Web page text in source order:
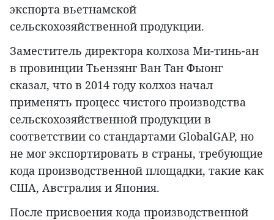
экспорта вьетнамской
сельскохозяйственной продукции.
Заместитель директора колхоза Ми-тинь-ан
в провинции Тьензянг Ван Тан Фыонг
сказал, что в 2014 году колхоз начал
применять процесс чистого производства
сельскохозяйственной продукции в
соответствии со стандартами GlobalGAP, но
не мог экспортировать в страны, требующие
кода производственной площадки, такие как
США, Австралия и Япония.
После присвоения кода производственной